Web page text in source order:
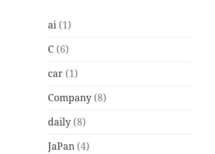
ai (1)
C (6)
car (1)
Company (8)
daily (8)
JaPan (4)